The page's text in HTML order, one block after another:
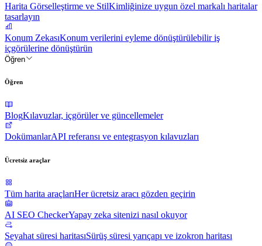
Harita Görselleştirme ve StilKimliğinize uygun özel markalı haritalar
tasarlayın
Konum ZekasıKonum verilerini eyleme dönüştürülebilir iş
içgörülerine dönüştürün
Öğren
Öğren
BlogKılavuzlar, içgörüler ve güncellemeler
DokümanlarAPI referansı ve entegrasyon kılavuzları
Ücretsiz araçlar
Tüm harita araçlarıHer ücretsiz aracı gözden geçirin
AI SEO CheckerYapay zeka sitenizi nasıl okuyor
Seyahat süresi haritasıSürüş süresi yarıçapı ve izokron haritası